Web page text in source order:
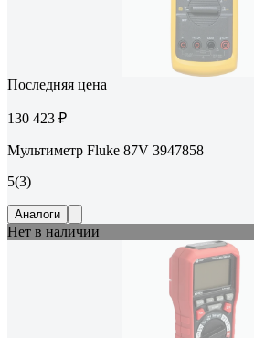
Последняя цена
130 423 ₽
Мультиметр Fluke 87V 3947858
5(3)
Аналоги
Нет в наличии